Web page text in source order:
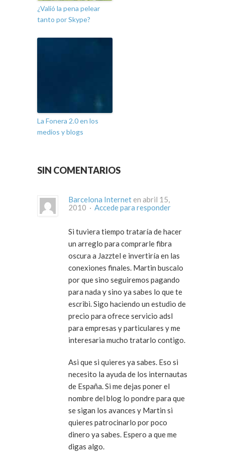
¿Valió la pena pelear
tanto por Skype?
La Fonera 2.0 en los
medios y blogs
SIN COMENTARIOS
Barcelona Internet en abril 15,
2010 · Accede para responder
Si tuviera tiempo trataría de hacer
un arreglo para comprarle fibra
oscura a Jazztel e invertiría en las
conexiones finales. Martin buscalo
por que sino seguiremos pagando
para nada y sino ya sabes lo que te
escribi. Sigo haciendo un estudio de
precio para ofrece servicio adsl
para empresas y particulares y me
interesaria mucho tratarlo contigo.
Asi que si quieres ya sabes. Eso si
necesito la ayuda de los internautas
de España. Si me dejas poner el
nombre del blog lo pondre para que
se sigan los avances y Martin si
quieres patrocinarlo por poco
dinero ya sabes. Espero a que me
digas algo.